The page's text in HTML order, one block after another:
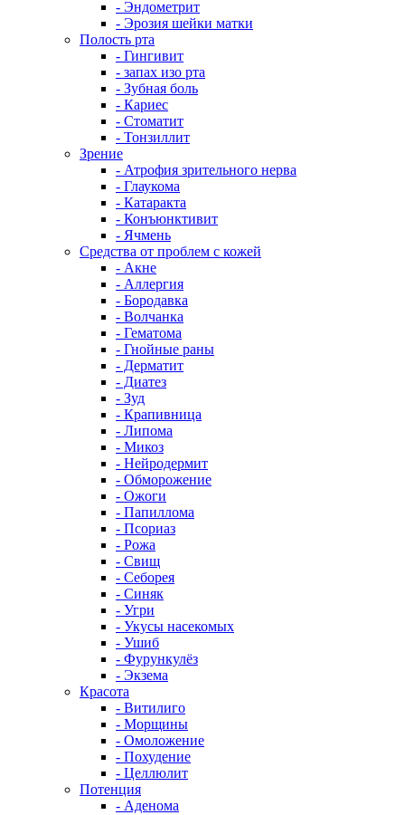
- Эндометрит
- Эрозия шейки матки
Полость рта
- Гингивит
- запах изо рта
- Зубная боль
- Кариес
- Стоматит
- Тонзиллит
Зрение
- Атрофия зрительного нерва
- Глаукома
- Катаракта
- Конъюнктивит
- Ячмень
Средства от проблем с кожей
- Акне
- Аллергия
- Бородавка
- Волчанка
- Гематома
- Гнойные раны
- Дерматит
- Диатез
- Зуд
- Крапивница
- Липома
- Микоз
- Нейродермит
- Обморожение
- Ожоги
- Папиллома
- Псориаз
- Рожа
- Свищ
- Себорея
- Синяк
- Угри
- Укусы насекомых
- Ушиб
- Фурункулёз
- Экзема
Красота
- Витилиго
- Морщины
- Омоложение
- Похудение
- Целлюлит
Потенция
- Аденома